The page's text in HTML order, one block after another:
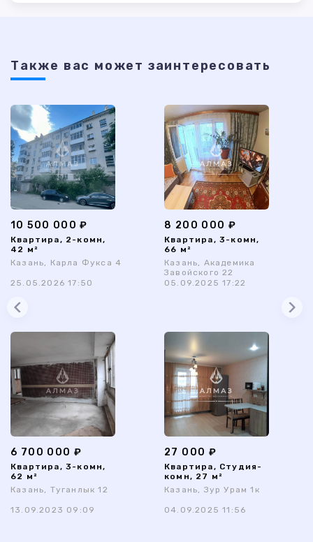
Также ваc может заинтересовать
10 500 000 ₽
Квартира, 2-комн,
42 м²
Казань, Карла Фукса 4
25.05.2026 17:50
8 200 000 ₽
Квартира, 3-комн,
66 м²
Казань, Академика
Завойского 22
05.09.2025 17:22
6 700 000 ₽
Квартира, 3-комн,
62 м²
Казань, Туганлык 12
13.09.2023 09:09
27 000 ₽
Квартира, Студия-
комн, 27 м²
Казань, Зур Урам 1к
04.09.2025 11:56